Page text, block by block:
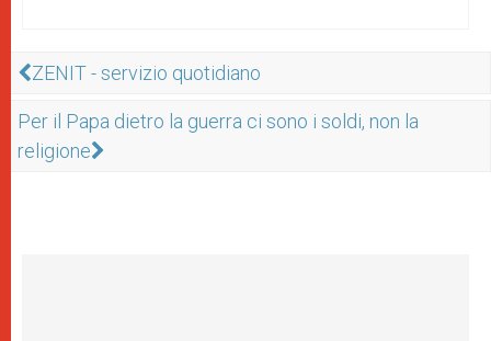
ZENIT - servizio quotidiano
Per il Papa dietro la guerra ci sono i soldi, non la
religione